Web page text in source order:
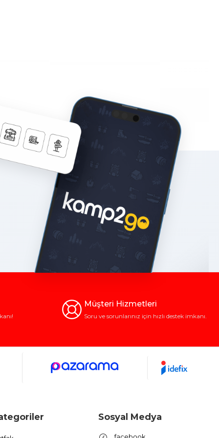
Müşteri Hizmetleri
Soru ve sorunlarınız için hızlı destek imkanı.
Sosyal Medya